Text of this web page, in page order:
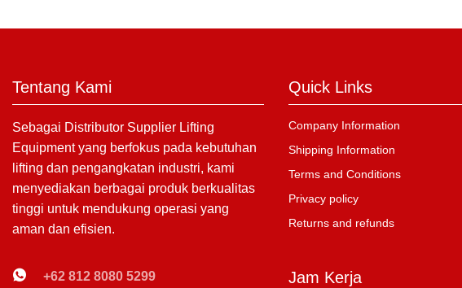
Tentang Kami
Sebagai Distributor Supplier Lifting
Equipment yang berfokus pada kebutuhan
lifting dan pengangkatan industri, kami
menyediakan berbagai produk berkualitas
tinggi untuk mendukung operasi yang
aman dan efisien.
+62 812 8080 5299
Quick Links
Company Information
Shipping Information
Terms and Conditions
Privacy policy
Returns and refunds
Jam Kerja